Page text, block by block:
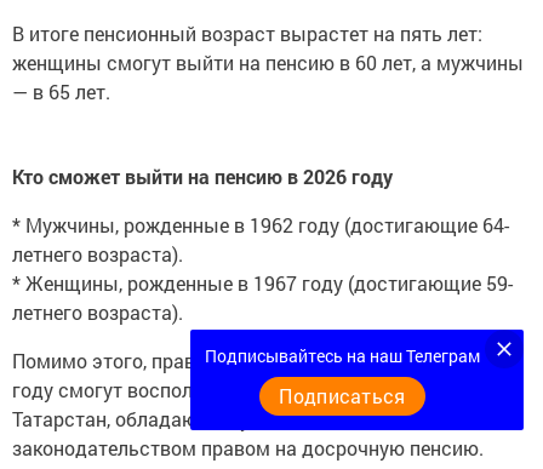
В итоге пенсионный возраст вырастет на пять лет:
женщины смогут выйти на пенсию в 60 лет, а мужчины
— в 65 лет.
Кто сможет выйти на пенсию в 2026 году
* Мужчины, рожденные в 1962 году (достигающие 64-
летнего возраста).
* Женщины, рожденные в 1967 году (достигающие 59-
летнего возраста).
Помимо этого, правом на заслуженный отдых в 2026
году смогут воспользоваться жители Республики
Татарстан, обладающие установленным
законодательством правом на досрочную пенсию.
Подписывайтесь на наш Телеграм
Подписаться